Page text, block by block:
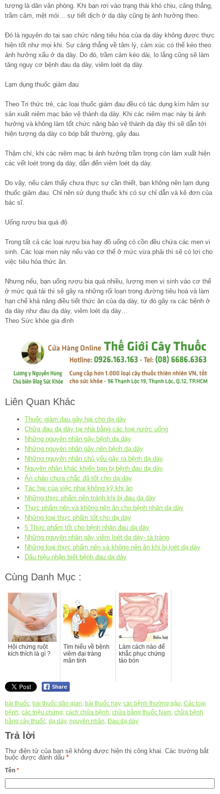
tượng là dân văn phòng. Khi bạn rơi vào trạng thái khó chịu, căng thẳng,
trầm cảm, mệt mỏi… sự tiết dịch ở dạ dày cũng bị ảnh hưởng theo.
Đó là nguyên do tại sao chức năng tiêu hóa của dạ dày không được thực
hiện tốt như mọi khi. Sự căng thẳng về tâm lý, cảm xúc có thể kéo theo
ảnh hưởng xấu ở dạ dày. Do đó, trầm cảm kéo dài, lo lắng cũng sẽ làm
tăng nguy cơ bệnh đau dạ dày, viêm loét dạ dày.
Lạm dụng thuốc giảm đau
Theo Tri thức trẻ, các loại thuốc giảm đau đều có tác dụng kìm hãm sự
sản xuất niêm mạc bảo vệ thành dạ dày. Khi các niêm mạc này bị ảnh
hưởng và không làm tốt chức năng bảo vệ thành dạ dày thì sẽ dẫn tới
hiện tượng dạ dày co bóp bất thường, gây đau.
Thậm chí, khi các niêm mạc bị ảnh hưởng trầm trọng còn làm xuất hiện
các vết loét trong dạ dày, dẫn đến viêm loét dạ dày.
Do vậy, nếu cảm thấy chưa thực sự cần thiết, bạn không nên lạm dụng
thuốc giảm đau. Chỉ nên sử dụng thuốc khi có sự chỉ dẫn và kê đơn của
bác sĩ.
Uống rượu bia quá độ
Trong tất cả các loại rượu bia hay đồ uống có cồn đều chứa các men vi
sinh. Các loại men này nếu vào cơ thể ở mức vừa phải thì sẽ có lợi cho
việc tiêu hóa thức ăn.
Nhưng nếu, bạn uống rượu bia quá nhiều, lượng men vi sinh vào cơ thể
ở mức quá tải thì sẽ gây ra những rối loạn trong đường tiêu hoá và làm
hạn chế khả năng điều tiết thức ăn của dạ dày, từ đó gây ra các bệnh ở
dạ dày như đau dạ dày, viêm loét dạ dày…
Theo Sức khỏe gia đình
Liên Quan Khác
Thuốc giảm đau gây hại cho dạ dày
Chữa đau dạ dày tại nhà bằng các loại nước uống
Những nguyên nhân gây bệnh dạ dày
Những nguyên nhân gây nên bệnh dạ dày
Những nguyên nhân chủ yếu gây ra bệnh dạ dày
Nguyên nhân khác khiến bạn bị bệnh đau dạ dày
Ăn cháo chưa chắc đã tốt cho dạ dày
Tác hại của việc nhai không kỹ khi ăn
Những thực phẩm nên tránh khi bị đau dạ dày
Thực phẩm nên và không nên ăn cho bệnh nhân dạ dày
Những loại thực phẩm tốt cho dạ dày
5 Thực phẩm tốt cho bệnh nhân đau dạ dày
Những nguyên nhân gây viêm loét dạ dày- tá tràng
Những loại thực phẩm nên và không nên ăn khi bị loét dạ dày
Dấu hiệu nhận biết bệnh đau dạ dày
Cùng Danh Mục :
Hội chứng ruột
kích thích là gì ?
Tìm hiểu về bệnh
viêm đại tràng
mãn tính
Làm cách nào để
khắc phục chứng
táo bón
bài thuốc, bài thuốc dân gian, bài thuốc hay, các bệnh thường gặp, Các loại
bệnh, các triệu chứng, cách chữa bệnh, chữa bằng thuốc Nam, chữa bệnh
bằng cây thuốc, dạ dày, nguyên nhân, Đau dạ dày
Trả lời
Thư điện tử của bạn sẽ không được hiện thị công khai. Các trường bắt
buộc được đánh dấu *
Tên *